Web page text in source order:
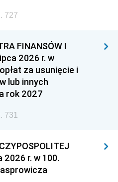
727
FINANSÓW I
2026 r. w
za usunięcie i
lub innych
rok 2027
731
2026 r. w 100.